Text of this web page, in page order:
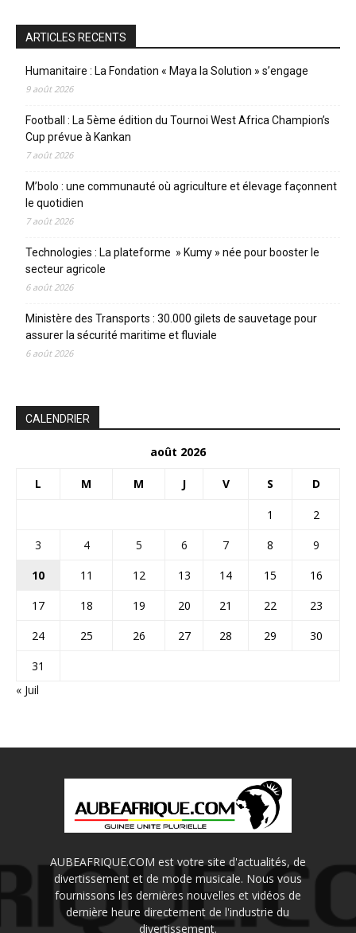
ARTICLES RECENTS
Humanitaire : La Fondation « Maya la Solution » s’engage
9 août 2026
Football : La 5ème édition du Tournoi West Africa Champion’s
Cup prévue à Kankan
7 août 2026
M’bolo : une communauté où agriculture et élevage façonnent
le quotidien
7 août 2026
Technologies : La plateforme » Kumy » née pour booster le
secteur agricole
6 août 2026
Ministère des Transports : 30.000 gilets de sauvetage pour
assurer la sécurité maritime et fluviale
6 août 2026
CALENDRIER
août 2026
L M M J V S D
1
2
3
4 5 6 7 8
9
10
11 12 13 14 15
16
17
18 19 20 21 22
23
24
25 26 27 28 29
30
31
« Juil
AUBEAFRIQUE.COM est votre site d'actualités, de
divertissement et de mode musicale. Nous vous
fournissons les dernières nouvelles et vidéos de
dernière heure directement de l'industrie du
divertissement.